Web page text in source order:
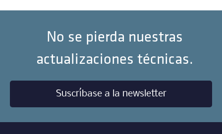
No se pierda nuestras
actualizaciones técnicas.
Suscríbase a la newsletter